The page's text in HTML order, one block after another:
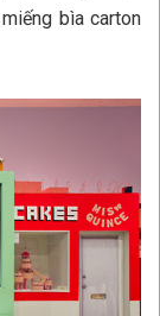
bìa carton